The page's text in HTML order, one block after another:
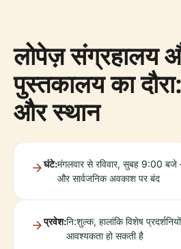
लोपेज़ संग्रहालय
पुस्तकालय का
और स्थान
घंटे:मंगलवार से रविवार, सुबह 9:00 बजे
और सार्वजनिक अवकाश पर बंद
प्रवेश:नि:शुल्क, हालांकि विशेष
आवश्यकता हो सकती है